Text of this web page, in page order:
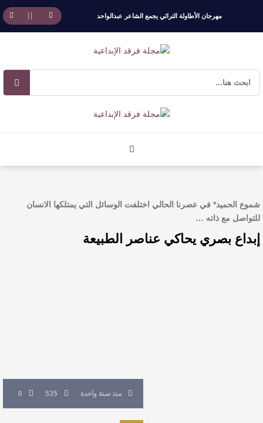
مهرجان الأطاولة التراثي يجمع الشاعر عبدالواحد
افتتاحية العدد 130
النصوص
آليات البناء الاستهلالي في رواية : ( على كف رتويت )
شموع الحميد* في عصرنا الحالي اختلفت الوسائل التي يمتلكها الانسان
للتواصل مع ذاته …
إبداع بصري يحاكي عناصر الطبيعة
منذ سنة واحدة 535
0